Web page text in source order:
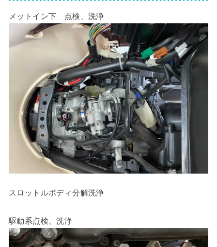
メットイン下 点検、洗浄
スロットルボディ分解洗浄
駆動系点検、洗浄